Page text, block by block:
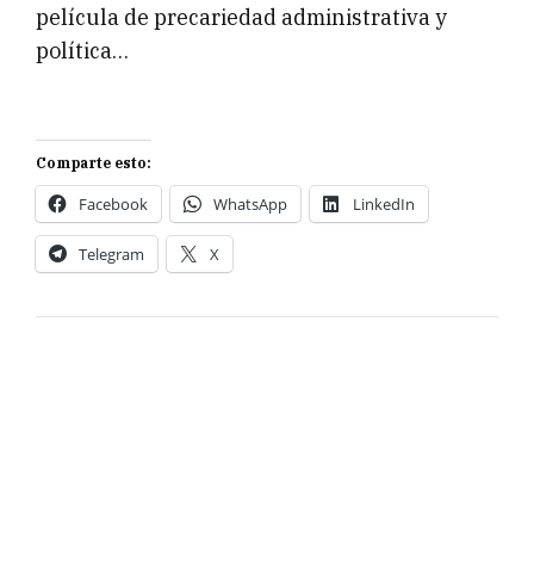
película de precariedad administrativa y
política…
Comparte esto:
Facebook WhatsApp LinkedIn
Telegram X